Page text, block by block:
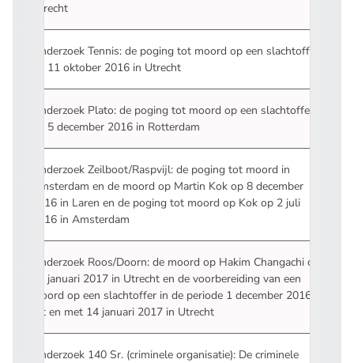
Utrecht
Onderzoek Tennis: de poging tot moord op een slachtoffer
op 11 oktober 2016 in Utrecht
Onderzoek Plato: de poging tot moord op een slachtoffer
op 5 december 2016 in Rotterdam
Onderzoek Zeilboot/Raspvijl: de poging tot moord in
Amsterdam en de moord op Martin Kok op 8 december
2016 in Laren en de poging tot moord op Kok op 2 juli
2016 in Amsterdam
Onderzoek Roos/Doorn: de moord op Hakim Changachi op
12 januari 2017 in Utrecht en de voorbereiding van een
moord op een slachtoffer in de periode 1 december 2016
tot en met 14 januari 2017 in Utrecht
Onderzoek 140 Sr. (criminele organisatie): De criminele